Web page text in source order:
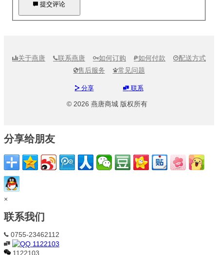
 提交评论
关于燕唐 联系燕唐 如何订购 如何付款 配送方式
售后服务 常见问题
分享 联系
© 2026 燕唐商城 版权所有
分享给朋友
×
联系我们
 0755-23462112

1122103
1122103